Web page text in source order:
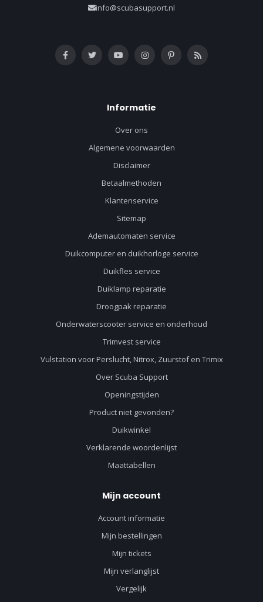
info@scubasupport.nl
Informatie
Over ons
Algemene voorwaarden
Disclaimer
Betaalmethoden
Klantenservice
Sitemap
Ademautomaten service
Duikcomputer en duikhorloge service
Duikfles service
Duiklamp reparatie
Droogpak reparatie
Onderwaterscooter service en onderhoud
Trimvest service
Vulstation voor Perslucht, Nitrox, Zuurstof en Trimix
Over Scuba Support
Openingstijden
Product niet gevonden?
Duikwinkel
Verklarende woordenlijst
Maattabellen
Mijn account
Account informatie
Mijn bestellingen
Mijn tickets
Mijn verlanglijst
Vergelijk